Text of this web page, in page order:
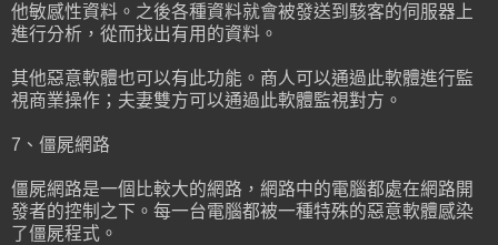
他敏感性資料。之後各種資料就會被發送到駭客的伺服器上
進行分析，從而找出有用的資料。
其他惡意軟體也可以有此功能。商人可以通過此軟體進行監
視商業操作；夫妻雙方可以通過此軟體監視對方。
7、僵屍網路
僵屍網路是一個比較大的網路，網路中的電腦都處在網路開
發者的控制之下。每一台電腦都被一種特殊的惡意軟體感染
了僵屍程式。